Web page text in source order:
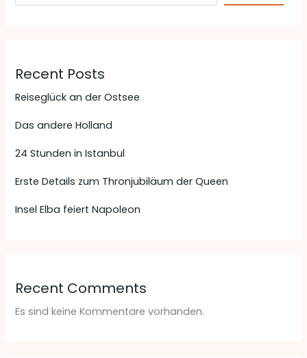
Recent Posts
Reiseglück an der Ostsee
Das andere Holland
24 Stunden in Istanbul
Erste Details zum Thronjubiläum der Queen
Insel Elba feiert Napoleon
Recent Comments
Es sind keine Kommentare vorhanden.